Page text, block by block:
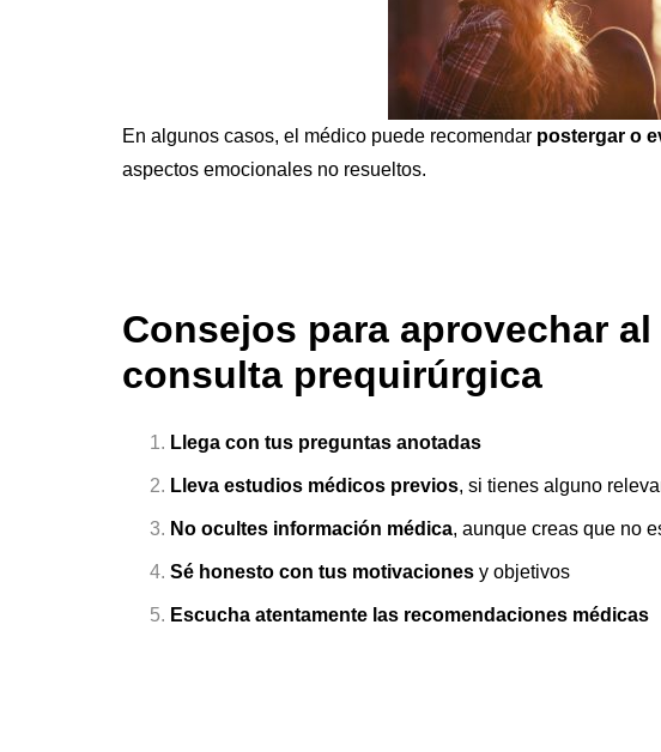
En algunos casos, el médico puede recomendar postergar o
aspectos emocionales no resueltos.
Consejos para aprovechar
consulta prequirúrgica
Llega con tus preguntas anotadas
Lleva estudios médicos previos, si tienes alguno
No ocultes información médica, aunque creas que no
Sé honesto con tus motivaciones y objetivos
Escucha atentamente las recomendaciones médicas